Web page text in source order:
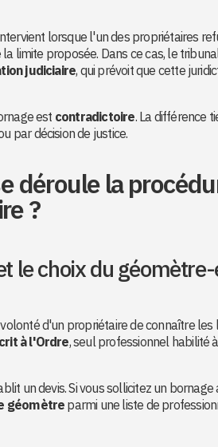
lorsque l'un des propriétaires
limite proposée. Dans ce cas, le
judiciaire, qui prévoit que cette
est contradictoire. La différence
par décision de justice.
déroule la
?
le choix du
d'un propriétaire de connaître
à l'Ordre, seul professionnel habilité
un devis. Si vous sollicitez un
géomètreparmi une liste de